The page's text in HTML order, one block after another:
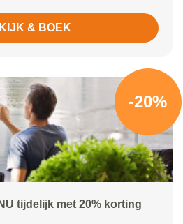
& BOEK
-20%
tijdelijk met 20% korting